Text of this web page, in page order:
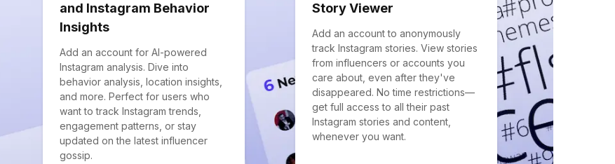
and Instagram Behavior
Insights
Add an account for AI-powered
Instagram analysis. Dive into
behavior analysis, location insights,
and more. Perfect for users who
want to track Instagram trends,
engagement patterns, or stay
updated on the latest influencer
gossip.
Story Viewer
Add an account to anonymously
track Instagram stories. View stories
from influencers or accounts you
care about, even after they've
disappeared. No time restrictions—
get full access to all their past
Instagram stories and content,
whenever you want.